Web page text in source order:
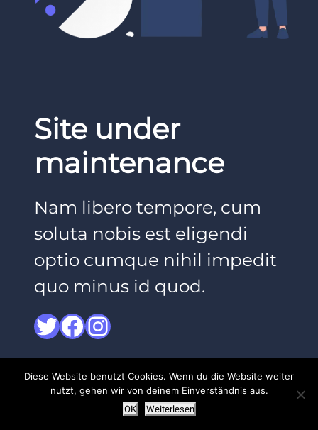
Site under
maintenance
Nam libero tempore, cum
soluta nobis est eligendi
optio cumque nihil impedit
quo minus id quod.
Twitter
Facebook
Instagram
Diese Website benutzt Cookies. Wenn du die Website weiter
nutzt, gehen wir von deinem Einverständnis aus.
OK Weiterlesen